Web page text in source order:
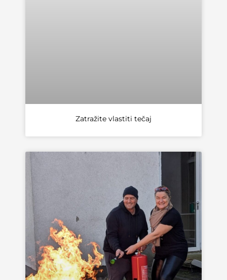
Zatražite vlastiti tečaj